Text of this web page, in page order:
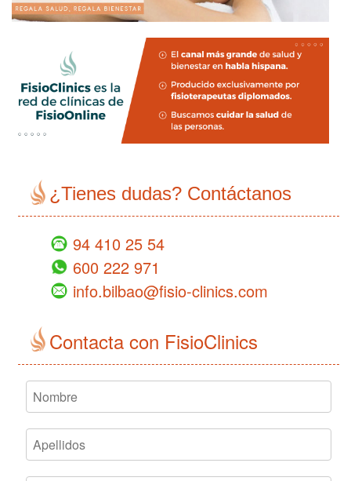
¿Tienes dudas? Contáctanos
94 410 25 54
600 222 971
info.bilbao@fisio-clinics.com
Contacta con FisioClinics